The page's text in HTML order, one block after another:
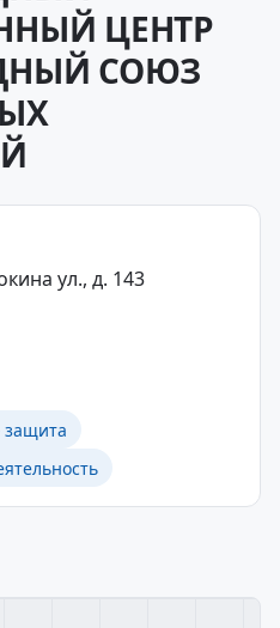
ЦЕНТР
СОЮЗ
ул., д. 143
защита